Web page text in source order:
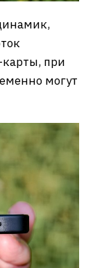
при
могут